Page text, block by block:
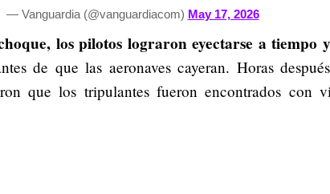
— Vanguardia (@vanguardiacom) May 17, 2026
los pilotos lograron eyectarse a tiempo
de que las aeronaves cayeran. Horas
que los tripulantes fueron encontrados con